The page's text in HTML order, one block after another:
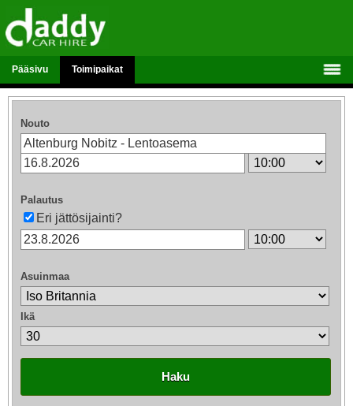
Pääsivu Toimipaikat
Nouto
Palautus
Eri jättösijainti?
Asuinmaa
Ikä
Haku